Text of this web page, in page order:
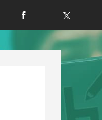
f t